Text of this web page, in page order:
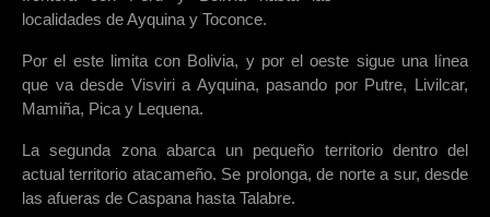
localidades de Ayquina y Toconce.
Por el este limita con Bolivia, y por el oeste sigue una línea
que va desde Visviri a Ayquina, pasando por Putre, Livilcar,
Mamiña, Pica y Lequena.
La segunda zona abarca un pequeño territorio dentro del
actual territorio atacameño. Se prolonga, de norte a sur, desde
las afueras de Caspana hasta Talabre.